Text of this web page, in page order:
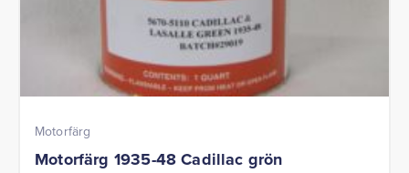
Motorfärg
Motorfärg 1935-48 Cadillac grön